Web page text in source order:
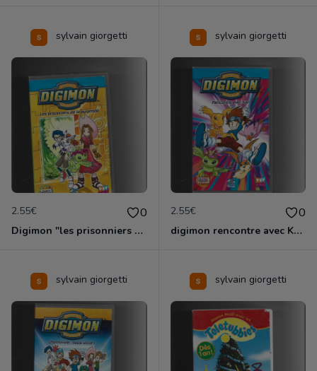
sylvain giorgetti
2.55€ 0
Digimon "les prisonniers de la pyramide"
sylvain giorgetti
2.55€ 0
digimon rencontre avec Kari
sylvain giorgetti sylvain giorgetti